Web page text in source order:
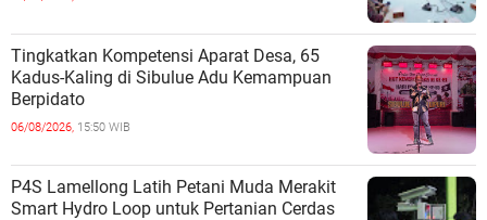
Tingkatkan Kompetensi Aparat Desa, 65
Kadus-Kaling di Sibulue Adu Kemampuan
Berpidato
06/08/2026, 15:50 WIB
P4S Lamellong Latih Petani Muda Merakit
Smart Hydro Loop untuk Pertanian Cerdas